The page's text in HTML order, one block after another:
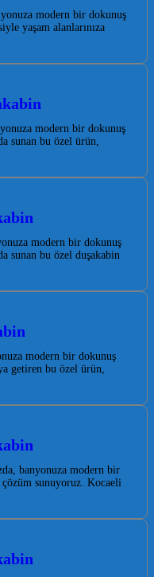
modern bir dokunuş
yaşam alanlarınıza
modern bir dokunuş
sunan bu özel ürün,
modern bir dokunuş
sunan bu özel duşakabin
modern bir dokunuş
getiren bu özel ürün,
banyonuza modern bir
sunuyoruz. Kocaeli